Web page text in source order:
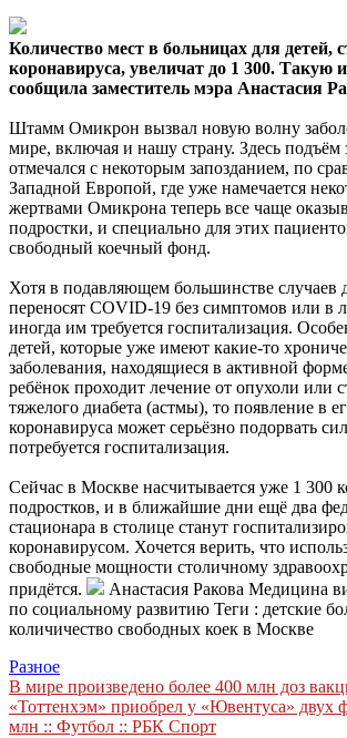
Количество мест в больницах для детей,
коронавируса, увеличат до 1 300. Такую
сообщила заместитель мэра Анастасия
Штамм Омикрон вызвал новую волну
мире, включая и нашу страну. Здесь подъём
отмечался с некоторым запозданием, по
Западной Европой, где уже намечается
жертвами Омикрона теперь все чаще
подростки, и специально для этих
свободный коечный фонд.
Хотя в подавляющем большинстве случаев
переносят COVID-19 без симптомов или в
иногда им требуется госпитализация.
детей, которые уже имеют какие-то
заболевания, находящиеся в активной
ребёнок проходит лечение от опухоли или
тяжелого диабета (астмы), то появление в
коронавируса может серьёзно подорвать
потребуется госпитализация.
Сейчас в Москве насчитывается уже 1 300
подростков, и в ближайшие дни ещё два
стационара в столице станут
коронавирусом. Хочется верить, что
свободные мощности столичному
придётся.
Анастасия Ракова Медицина
по социальному развитию Теги : детские
количичество свободных коек в Москве
Разное
Навигация
по
В мире произведено более 400 млн доз
«Тоттенхэм» приобрел у «Ювентуса» двух
млн :: Футбол :: РБК Спорт